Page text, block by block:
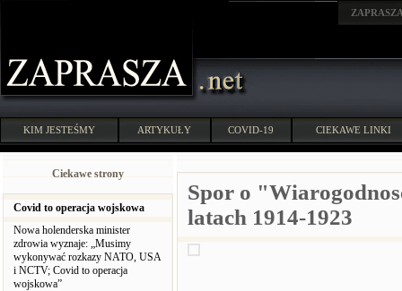
KIM JESTEŚMY ARTYKUŁY COVID-19 CIEKAWE LINKI
Ciekawe strony
Covid to operacja wojskowa
Nowa holenderska minister
zdrowia wyznaje: „Musimy
wykonywać rozkazy NATO, USA
i NCTV; Covid to operacja
wojskowa”
Spor o
latach 1914-1923